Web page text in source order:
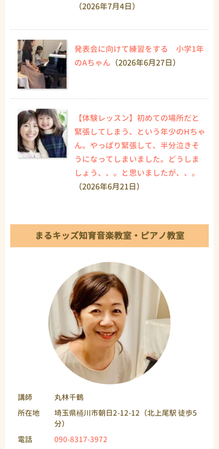
（2026年7月4日）
発表会に向けて練習をする 小学1年
のAちゃん （2026年6月27日）
【体験レッスン】初めての場所だと
緊張してしまう、という年少のHちゃ
ん。やっぱり緊張して、半分泣きそ
うになってしまいました。どうしま
しょう、、。と思いましたが、、。
（2026年6月21日）
まるキッズ知育音楽教室・ピアノ教室
講師
丸林千鶴
所在地
埼玉県桶川市朝日2-12-12（北上尾駅 徒歩5
分）
電話
090-8317-3972